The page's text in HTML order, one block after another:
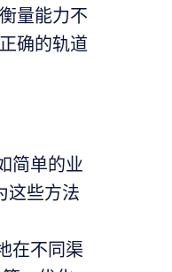
量能力不
确的轨道
简单的业
这些方法
在不同渠